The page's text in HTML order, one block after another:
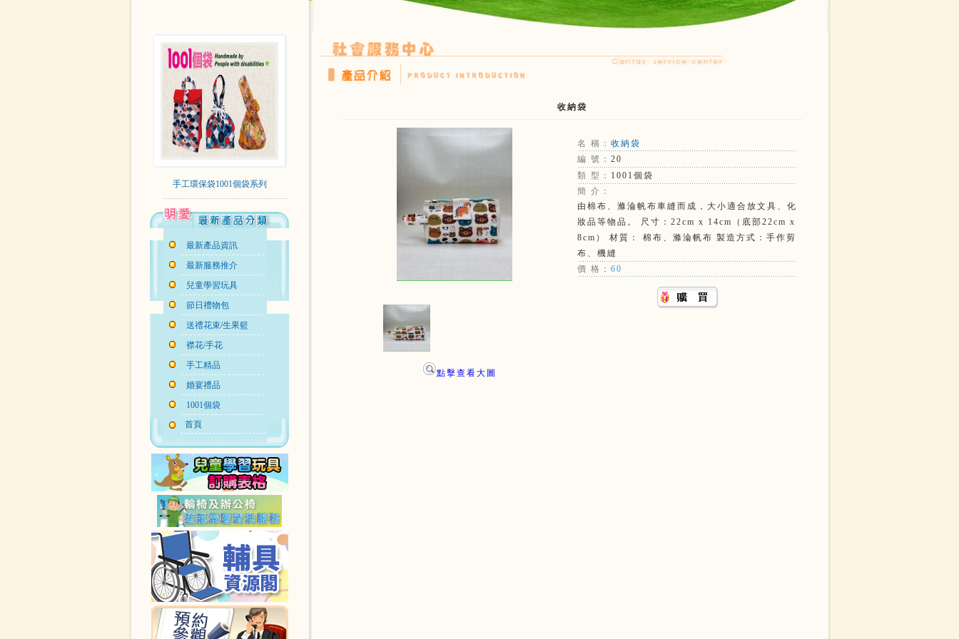
手工環保袋1001個袋系列
最新產品資訊
最新服務推介
兒童學習玩具
節日禮物包
送禮花束/生果籃
襟花/手花
手工精品
婚宴禮品
1001個袋
首頁
收納袋
名 稱： 收納袋
編 號： 20
類 型： 1001個袋
簡 介：
由棉布、滌淪帆布車縫而成，大小適合放文具、化
妝品等物品。 尺寸：22cm x 14cm（底部22cm x
8cm） 材質： 棉布、滌淪帆布 製造方式：手作剪
布、機縫
價 格： 60
點擊查看大圖